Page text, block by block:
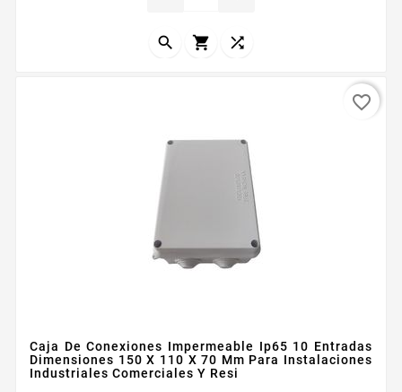
  
Caja De Conexiones Impermeable Ip65 10 Entradas
Dimensiones 150 X 110 X 70 Mm Para Instalaciones
Industriales Comerciales Y Resi
favorite_border